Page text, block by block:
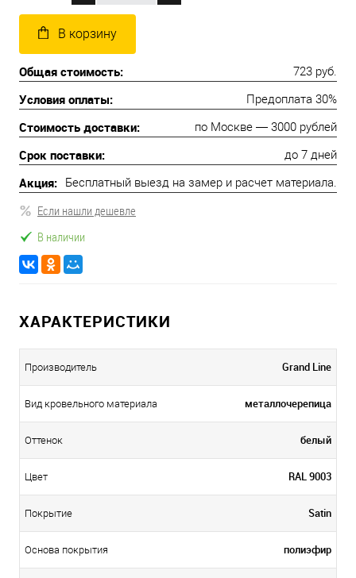
В корзину
Общая стоимость: 723 руб.
Условия оплаты: Предоплата 30%
Стоимость доставки: по Москве — 3000 рублей
Срок поставки: до 7 дней
Акция: Бесплатный выезд на замер и расчет материала.
Если нашли дешевле
В наличии
ХАРАКТЕРИСТИКИ
Производитель Grand Line
Вид кровельного материала металлочерепица
Оттенок белый
Цвет RAL 9003
Покрытие Satin
Основа покрытия полиэфир